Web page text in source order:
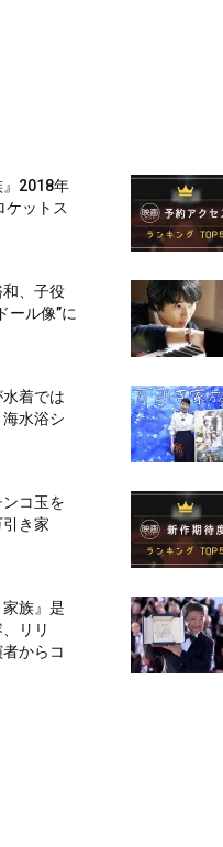
2018年
ケットス
和、子役
ール像”に
着では
水浴シ
コ玉を
き家
族』是
リリ
からコ